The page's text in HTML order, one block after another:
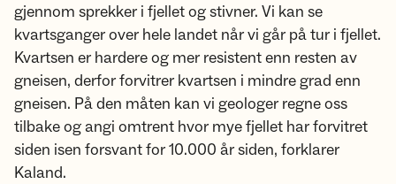
gjennom sprekker i fjellet og stivner. Vi kan se
kvartsganger over hele landet når vi går på tur i fjellet.
Kvartsen er hardere og mer resistent enn resten av
gneisen, derfor forvitrer kvartsen i mindre grad enn
gneisen. På den måten kan vi geologer regne oss
tilbake og angi omtrent hvor mye fjellet har forvitret
siden isen forsvant for 10.000 år siden, forklarer
Kaland.